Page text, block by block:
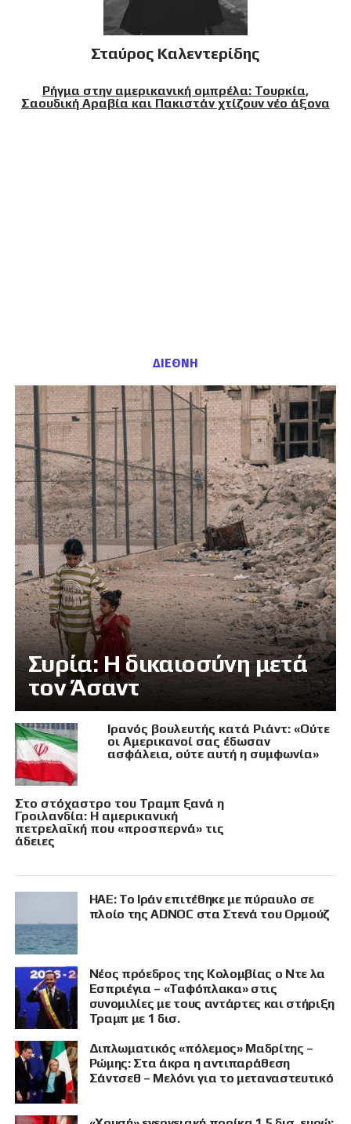
Σταύρος Καλεντερίδης
Ρήγμα στην αμερικανική ομπρέλα: Τουρκία,
Σαουδική Αραβία και Πακιστάν χτίζουν νέο άξονα
ΔΙΕΘΝΗ
Συρία: Η δικαιοσύνη μετά
τον Άσαντ
Ιρανός βουλευτής κατά Ριάντ: «Ούτε
οι Αμερικανοί σας έδωσαν
ασφάλεια, ούτε αυτή η συμφωνία»
Στο στόχαστρο του Τραμπ ξανά η
Γροιλανδία: Η αμερικανική
πετρελαϊκή που «προσπερνά» τις
άδειες
ΗΑΕ: Το Ιράν επιτέθηκε με πύραυλο σε
πλοίο της ADNOC στα Στενά του Ορμούζ
Νέος πρόεδρος της Κολομβίας ο Ντε λα
Εσπριέγια – «Ταφόπλακα» στις
συνομιλίες με τους αντάρτες και στήριξη
Τραμπ με 1 δισ.
Διπλωματικός «πόλεμος» Μαδρίτης –
Ρώμης: Στα άκρα η αντιπαράθεση
Σάντσεθ – Μελόνι για το μεταναστευτικό